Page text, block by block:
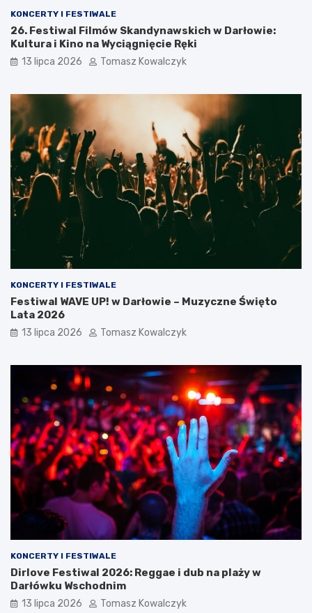
KONCERTY I FESTIWALE
26. Festiwal Filmów Skandynawskich w Darłowie:
Kultura i Kino na Wyciągnięcie Ręki
13 lipca 2026 Tomasz Kowalczyk
KONCERTY I FESTIWALE
Festiwal WAVE UP! w Darłowie – Muzyczne Święto
Lata 2026
13 lipca 2026 Tomasz Kowalczyk
KONCERTY I FESTIWALE
Dirlove Festiwal 2026: Reggae i dub na plaży w
Darłówku Wschodnim
13 lipca 2026 Tomasz Kowalczyk